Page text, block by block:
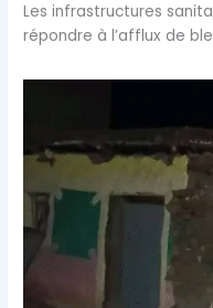
Les infrastructures
répondre à l’afflux de